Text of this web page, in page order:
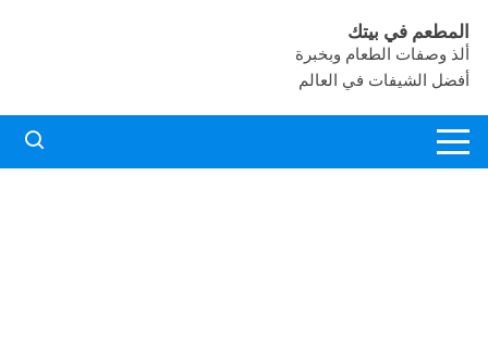
إلى
المحتوى
المطعم في بيتك
ألذ وصفات الطعام وبخبرة
أفضل الشيفات في العالم